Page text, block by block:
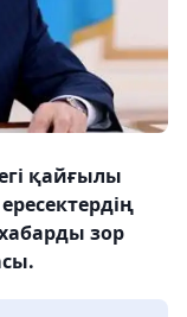
қайғылы
зор